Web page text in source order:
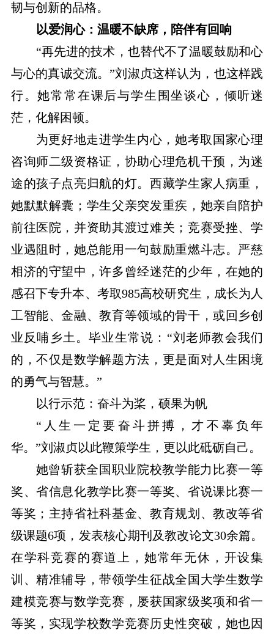
韧与创新的品格。
以爱润心：温暖不缺席，陪伴有回响
“再先进的技术，也替代不了温暖鼓励和心
与心的真诚交流。”刘淑贞这样认为，也这样践
行。她常常在课后与学生围坐谈心，倾听迷
茫，化解困顿。
为更好地走进学生内心，她考取国家心理
咨询师二级资格证，协助心理危机干预，为迷
途的孩子点亮归航的灯。西藏学生家人病重，
她默默解囊；学生父亲突发重疾，她亲自陪护
前往医院，并资助其渡过难关；竞赛受挫、学
业遇阻时，她总能用一句鼓励重燃斗志。严慈
相济的守望中，许多曾经迷茫的少年，在她的
感召下专升本、考取985高校研究生，成长为人
工智能、金融、教育等领域的骨干，或回乡创
业反哺乡土。毕业生常说：“刘老师教会我们
的，不仅是数学解题方法，更是面对人生困境
的勇气与智慧。”
以行示范：奋斗为桨，硕果为帆
“人生一定要奋斗拼搏，才不辜负年
华。”刘淑贞以此鞭策学生，更以此砥砺自己。
她曾斩获全国职业院校教学能力比赛一等
奖、省信息化教学比赛一等奖、省说课比赛一
等奖；主持省社科基金、教育规划、教改等省
级课题6项，发表核心期刊及教改论文30余篇。
在学科竞赛的赛道上，她常年无休，开设集
训、精准辅导，带领学生征战全国大学生数学
建模竞赛与数学竞赛，屡获国家级奖项和省一
等奖，实现学校数学竞赛历史性突破，她也因